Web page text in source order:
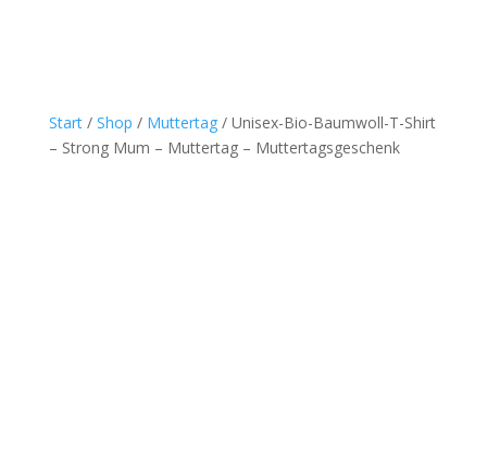
Start/ Shop / Muttertag/ Unisex-Bio-Baumwoll-T-Shirt
– Strong Mum – Muttertag – Muttertagsgeschenk